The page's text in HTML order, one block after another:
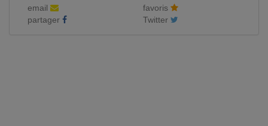
email
favoris
partager
Twitter